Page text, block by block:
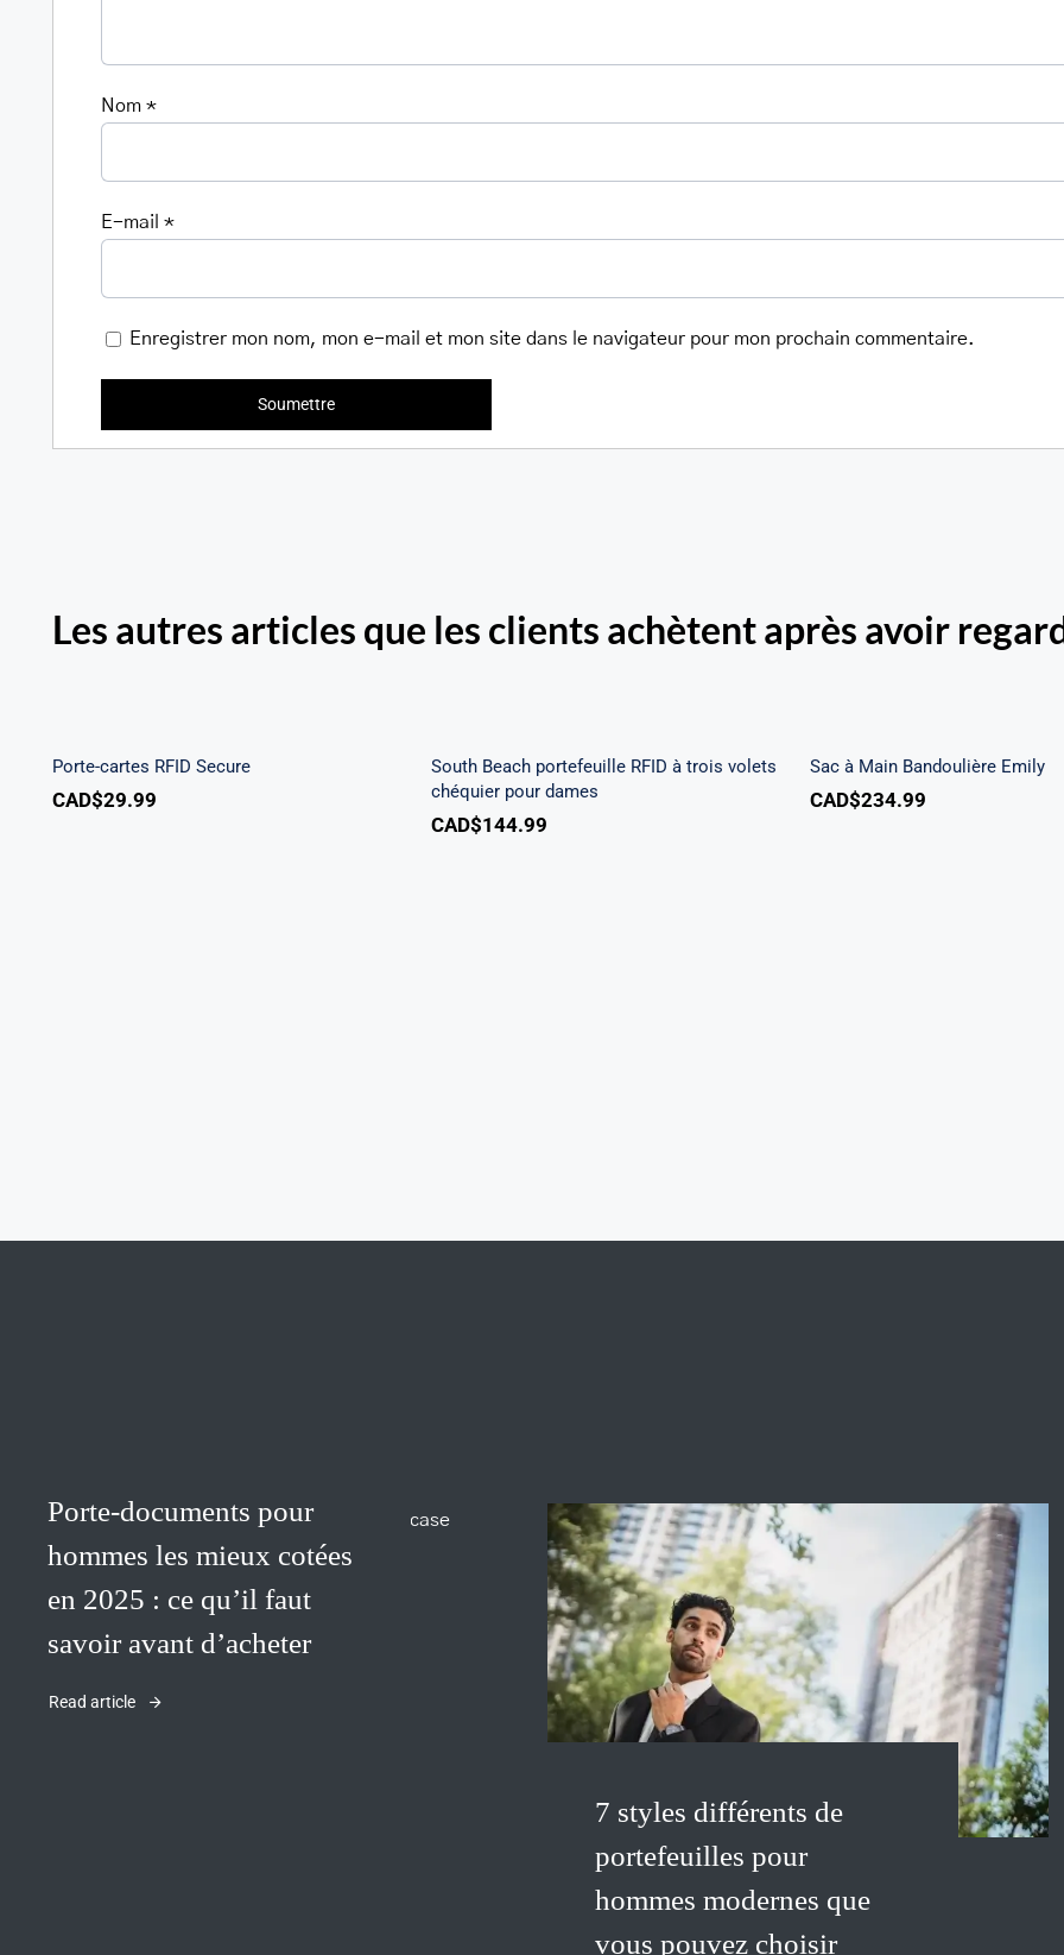
Nom *
E-mail *
Enregistrer mon nom, mon e-mail et mon site dans le navigateur pour mon prochain commentaire.
Les autres articles que les clients achètent après avoir
Porte-cartes RFID Secure
CAD$29.99
South Beach portefeuille RFID à trois volets
chéquier pour dames
CAD$144.99
Sac à Main Bandoulière Emily
CAD$234.99
Porte-documents pour
hommes les mieux cotées
en 2025 : ce qu’il faut
savoir avant d’acheter
Read article
7 styles différents de
portefeuilles pour
hommes modernes que
vous pouvez choisir